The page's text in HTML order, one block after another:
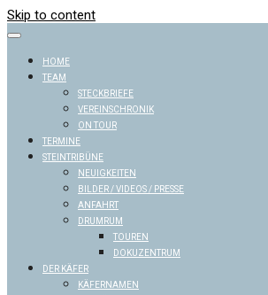
Skip to content
HOME
TEAM
STECKBRIEFE
VEREINSCHRONIK
ON TOUR
TERMINE
STEINTRIBÜNE
NEUIGKEITEN
BILDER / VIDEOS / PRESSE
ANFAHRT
DRUMRUM
TOUREN
DOKUZENTRUM
DER KÄFER
KÄFERNAMEN